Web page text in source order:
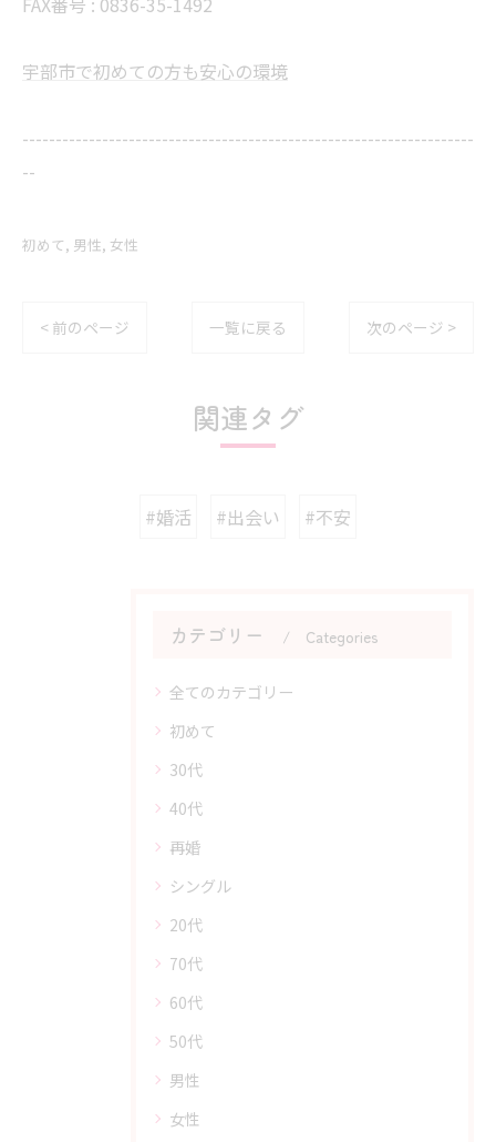
宇部市で初めての方も安心の環境
--------------------------------------------------------------------
--
初めて 男性 女性
< 前のページ 一覧に戻る 次のページ >
関連タグ
#婚活 #出会い #不安
カテゴリー Categories
全てのカテゴリー
初めて
30代
40代
再婚
シングル
20代
70代
60代
50代
男性
女性